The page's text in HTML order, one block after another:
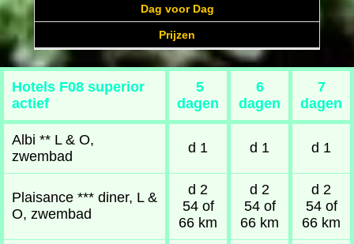
Dag voor Dag
Prijzen
Hotels F08 superior
actief
5
dagen
6
dagen
7
dagen
Albi ** L & O,
zwembad
d 1 d 1 d 1
Plaisance *** diner, L &
O, zwembad
d 2
54 of
66 km
d 2
54 of
66 km
d 2
54 of
66 km